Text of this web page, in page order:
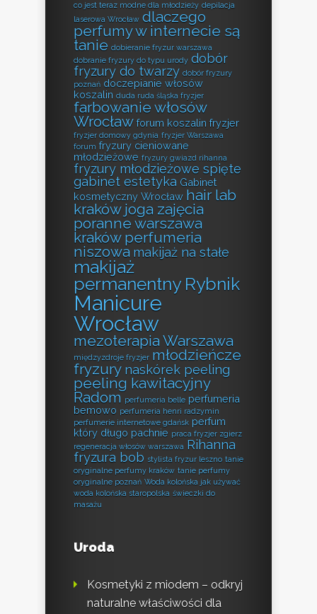
co jest teraz modne dla młodzieży depilacja
laserowa Wrocław dlaczego
perfumy w internecie są
tanie dobieranie fryzur warszawa
dobranie fryzury do typu urody dobór
fryzury do twarzy dobór fryzury
poznań doczepianie włosów
koszalin duda ruda śląska fryzjer
farbowanie włosów
Wrocław forum koszalin fryzjer
fryzjer domowy gdynia fryzjer Warszawa
forum fryzury cieniowane
młodzieżowe fryzury gwiazd rihanna
fryzury młodzieżowe spięte
gabinet estetyka Gabinet
kosmetyczny Wrocław hair lab
kraków joga zajęcia
poranne warszawa
kraków perfumeria
niszowa makijaż na stałe
makijaż
permanentny Rybnik
Manicure
Wrocław
mezoterapia Warszawa
międzyzdroje fryzjer młodzieńcze
fryzury naskórek peeling
peeling kawitacyjny
Radom perfumeria belle perfumeria
bemowo perfumeria henri radzymin
perfumerie internetowe gdańsk perfum
który długo pachnie praca fryzjer zgierz
regeneracja włosów warszawa Rihanna
fryzura bob stylista fryzur leszno tanie
oryginalne perfumy kraków tanie perfumy
oryginalne poznań Woda kolońska jak używać
woda kolońska staropolska świeczki do
masażu
Uroda
Kosmetyki z miodem – odkryj
naturalne właściwości dla